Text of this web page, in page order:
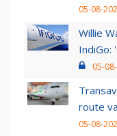
05-08-
Willie
IndiGo:
05-
route
05-08-